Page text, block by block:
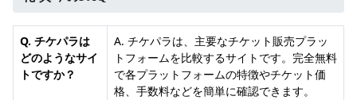
Q. チケパラは
どのようなサイ
トですか？
A. チケパラは、主要なチケット販売プラッ
トフォームを比較するサイトです。完全無料
で各プラットフォームの特徴やチケット価
格、手数料などを簡単に確認できます。